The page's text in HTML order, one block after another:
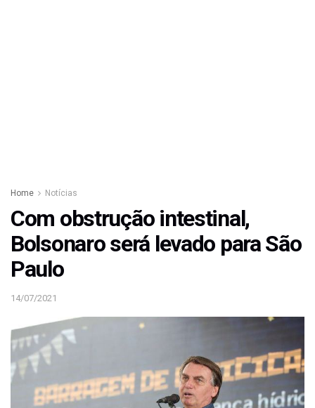
Home Notícias
Com obstrução intestinal,
Bolsonaro será levado para São
Paulo
14/07/2021